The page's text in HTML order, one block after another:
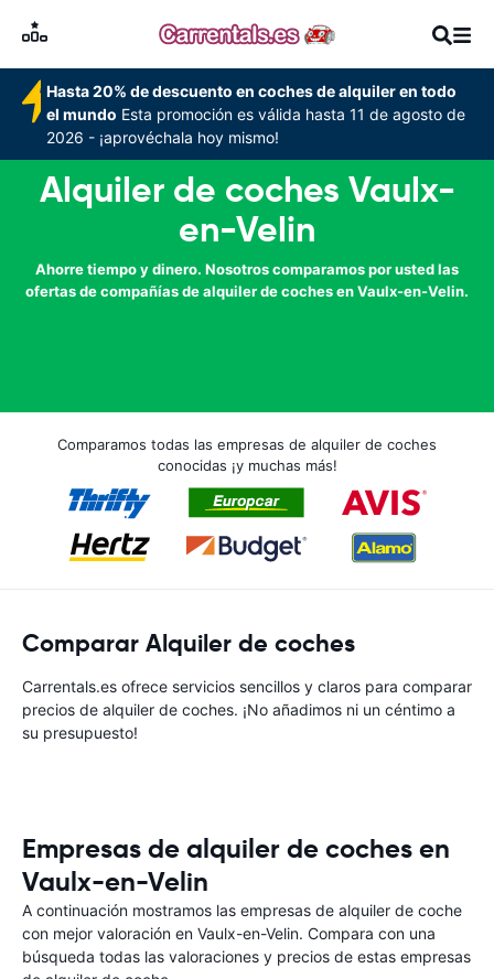
Hasta 20% de descuento en coches de alquiler en todo
el mundo Esta promoción es válida hasta 11 de agosto de
2026 - ¡aprovéchala hoy mismo!
Alquiler de coches Vaulx-
en-Velin
Ahorre tiempo y dinero. Nosotros comparamos por usted las
ofertas de compañías de alquiler de coches en Vaulx-en-Velin.
Comparamos todas las empresas de alquiler de coches
conocidas ¡y muchas más!
Comparar Alquiler de coches
Carrentals.es ofrece servicios sencillos y claros para comparar
precios de alquiler de coches. ¡No añadimos ni un céntimo a
su presupuesto!
Empresas de alquiler de coches en
Vaulx-en-Velin
A continuación mostramos las empresas de alquiler de coche
con mejor valoración en Vaulx-en-Velin. Compara con una
búsqueda todas las valoraciones y precios de estas empresas